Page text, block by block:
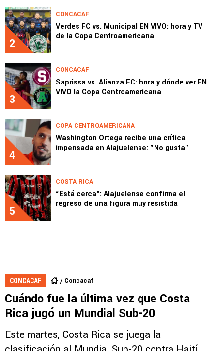
2
CONCACAF
Verdes FC vs. Municipal EN VIVO: hora y TV
de la Copa Centroamericana
3
CONCACAF
Saprissa vs. Alianza FC: hora y dónde ver EN
VIVO la Copa Centroamericana
4
COPA CENTROAMERICANA
Washington Ortega recibe una crítica
impensada en Alajuelense: "No gusta"
5
COSTA RICA
“Está cerca”: Alajuelense confirma el
regreso de una figura muy resistida
CONCACAF Concacaf
Cuándo fue la última vez que Costa
Rica jugó un Mundial Sub-20
Este martes, Costa Rica se juega la